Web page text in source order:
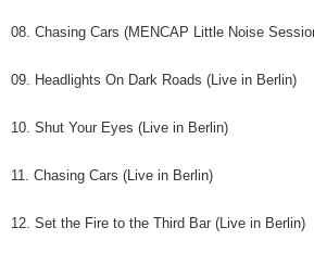
08. Chasing Cars (MENCAP Little Noise
09. Headlights On Dark Roads (Live in Berlin)
10. Shut Your Eyes (Live in Berlin)
11. Chasing Cars (Live in Berlin)
12. Set the Fire to the Third Bar (Live in Berlin)